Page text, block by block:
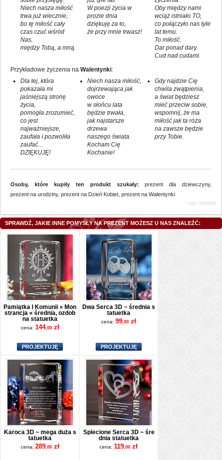
Niech nasza miłość
trwa już wiecznie,
bo tę miłość cały
czas czuć wśród
Nas,
między Tobą, a mną.
W poezji życia w
prozie dnia
dziękuję za to,
że przy mnie trwasz!
Oby między nami
wciąż istniało TO,
co połączyło nas tyle
lat temu.
To miłość.
Dar ponad dary.
Cud nad cudami.
Przykładowe życzenia naWalentynki:
Dla tej, która
pokazała mi
jaśniejszą stronę
życia,
pomogła zrozumieć,
co jest
najważniejsze,
zaufała i pozwoliła
zaufać...
DZIĘKUJĘ!
Niech nasza miłość,
dojrzewająca jak
owoce
w słońcu lata
będzie trwała,
jak najstarsze
drzewa
naszego świata.
Kocham Cię
Kochanie!
Gdy najdzie Cię
chwila zwątpienia,
a świat będziesz
mieć przeciw sobie,
wspomnij, że ma
miłość jak ta róża
na zawsze będzie
przy Tobie.
Osoby, które kupiły ten produkt szukały: prezent dla dziewczyny,
prezent na urodziny,prezent na Dzień Kobiet ,prezent na Walentynki
UID: RKWM1
SPRAWDŹ, JAKIE INNE POMYSŁY NA PREZENT MOŻESZ U NAS ZNALEŹĆ:
Pamiątka I Komunii » Mon
strancja « średnia, ozdob
na statuetka
cena: 144,00zł
PROJEKTUJĘ
Dwa Serca 3D ~ średnia s
tatuetka
cena: 99,00 zł
PROJEKTUJĘ
Karoca 3D ~ mega duża s
tatuetka
cena: 289,00zł
Splecione Serca 3D ~ śre
dnia statuetka
cena: 119,00 zł